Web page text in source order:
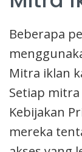
Beberapa
Mitra iklan
Setiap
Kebijakan
mereka